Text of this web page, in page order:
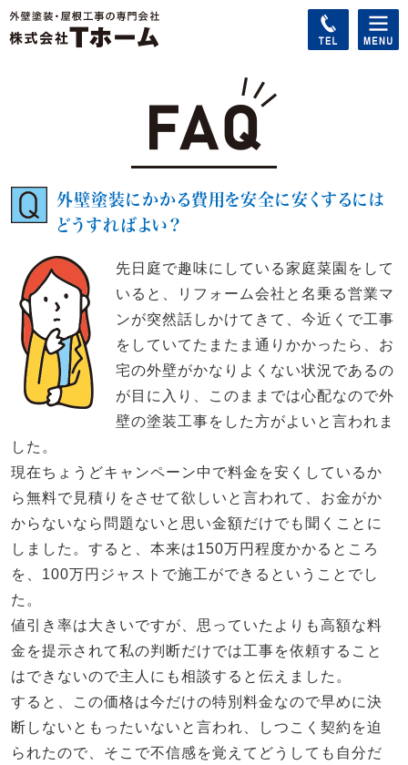
外壁塗装にかかる費用を安全に安くするには
どうすればよい？
先日庭で趣味にしている家庭菜園をして
いると、リフォーム会社と名乗る営業マ
ンが突然話しかけてきて、今近くで工事
をしていてたまたま通りかかったら、お
宅の外壁がかなりよくない状況であるの
が目に入り、このままでは心配なので外
壁の塗装工事をした方がよいと言われま
した。
現在ちょうどキャンペーン中で料金を安くしているか
ら無料で見積りをさせて欲しいと言われて、お金がか
からないなら問題ないと思い金額だけでも聞くことに
しました。すると、本来は150万円程度かかるところ
を、100万円ジャストで施工ができるということでし
た。
値引き率は大きいですが、思っていたよりも高額な料
金を提示されて私の判断だけでは工事を依頼すること
はできないので主人にも相談すると伝えました。
すると、この価格は今だけの特別料金なので早めに決
断しないともったいないと言われ、しつこく契約を迫
られたので、そこで不信感を覚えてどうしても自分だ